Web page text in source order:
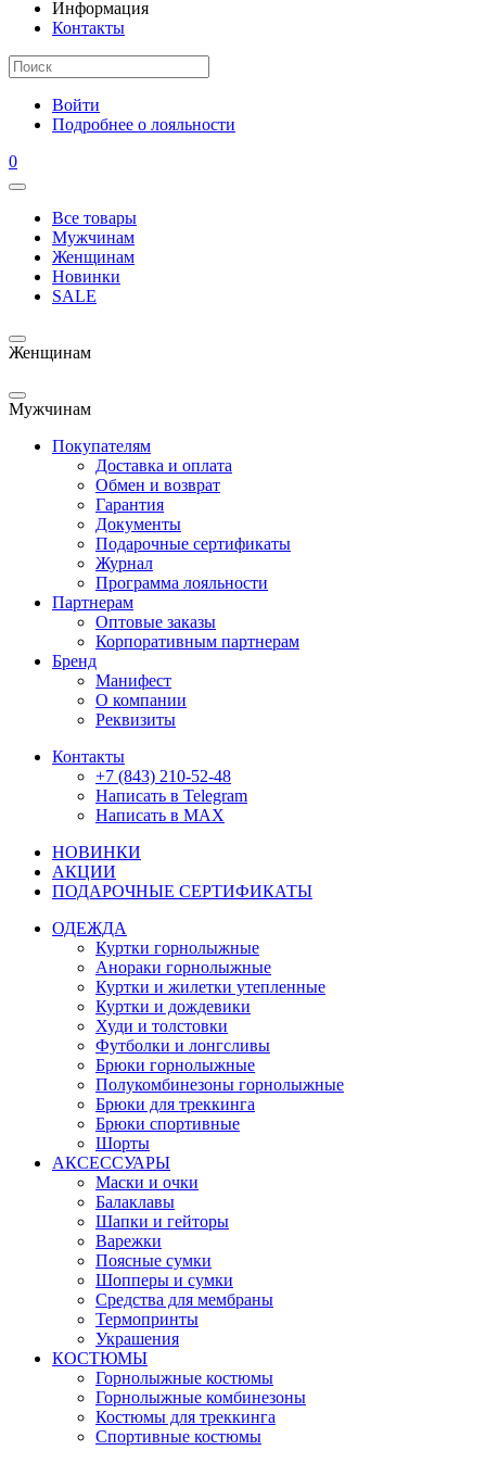
Информация
Контакты
Войти
Подробнее о лояльности
0
Все товары
Мужчинам
Женщинам
Новинки
SALE
Женщинам
Мужчинам
Покупателям
Доставка и оплата
Обмен и возврат
Гарантия
Документы
Подарочные сертификаты
Журнал
Программа лояльности
Партнерам
Оптовые заказы
Корпоративным партнерам
Бренд
Манифест
О компании
Реквизиты
Контакты
+7 (843) 210-52-48
Написать в Telegram
Написать в MAX
НОВИНКИ
АКЦИИ
ПОДАРОЧНЫЕ СЕРТИФИКАТЫ
ОДЕЖДА
Куртки горнолыжные
Анораки горнолыжные
Куртки и жилетки утепленные
Куртки и дождевики
Худи и толстовки
Футболки и лонгсливы
Брюки горнолыжные
Полукомбинезоны горнолыжные
Брюки для треккинга
Брюки спортивные
Шорты
АКСЕССУАРЫ
Маски и очки
Балаклавы
Шапки и гейторы
Варежки
Поясные сумки
Шопперы и сумки
Средства для мембраны
Термопринты
Украшения
КОСТЮМЫ
Горнолыжные костюмы
Горнолыжные комбинезоны
Костюмы для треккинга
Спортивные костюмы